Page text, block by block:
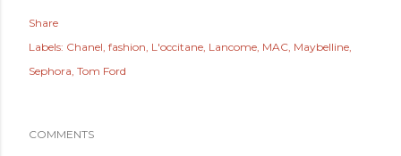
Share
Labels: Chanel fashion L'occitane Lancome MAC Maybelline
Sephora Tom Ford
COMMENTS